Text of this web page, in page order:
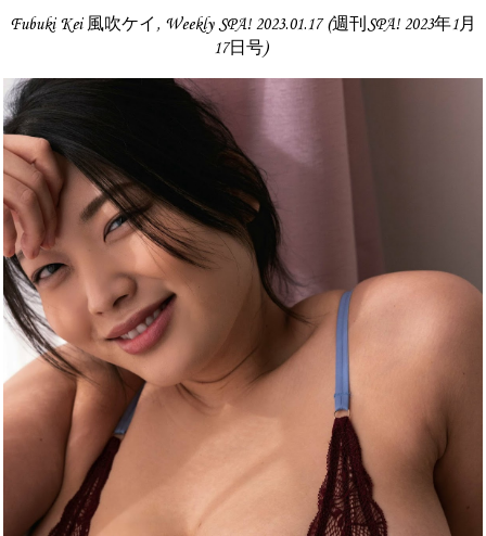
Fubuki Kei 風吹ケイ, Weekly SPA! 2023.01.17 (週刊SPA! 2023年1月
17日号)